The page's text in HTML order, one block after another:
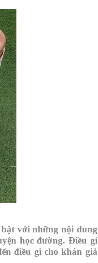
với những nội dung
học đường. Điều gì
điều gì cho khán giả